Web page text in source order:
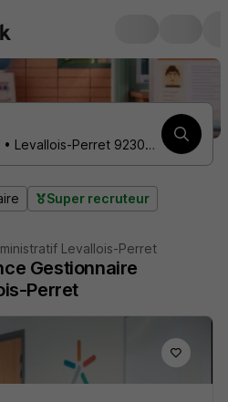
Gestionnaire administratif • Levallois-Perret 92300 • 1 contrat
Super recruteur
Levallois-Perret
Gestionnaire
Perret